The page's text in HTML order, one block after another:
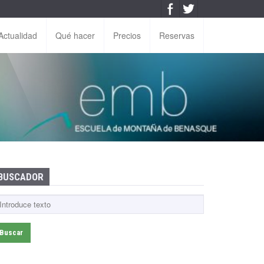
Qué hacer Precios Reservas